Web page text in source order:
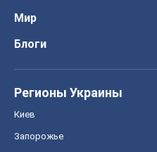
Мир
Блоги
Регионы Украины
Киев
Запорожье